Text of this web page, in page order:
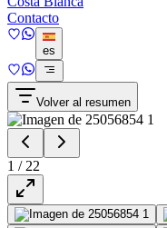
Contacto
es
Volver al resumen
1 / 22